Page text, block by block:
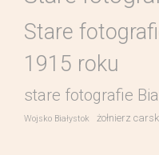
Stare
1915 roku
stare fotografie
Wojsko Białystok żołnierz